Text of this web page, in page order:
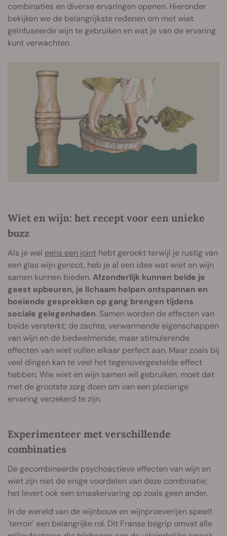
combinaties en diverse ervaringen openen. Hieronder
bekijken we de belangrijkste redenen om met wiet
geïnfuseerde wijn te gebruiken en wat je van de ervaring
kunt verwachten.
Wiet en wijn: het recept voor een unieke
buzz
Als je wel eens een joint hebt gerookt terwijl je rustig van
een glas wijn genoot, heb je al een idee wat wiet en wijn
samen kunnen bieden.Afzonderlijk kunnen beide je
geest opbeuren, je lichaam helpen ontspannen en
boeiende gesprekken op gang brengen tijdens
sociale gelegenheden. Samen worden de effecten van
beide versterkt; de zachte, verwarmende eigenschappen
van wijn en de bedwelmende, maar stimulerende
effecten van wiet vullen elkaar perfect aan. Maar zoals bij
veel dingen kan te veel het tegenovergestelde effect
hebben. Wie wiet en wijn samen wil gebruiken, moet dat
met de grootste zorg doen om van een plezierige
ervaring verzekerd te zijn.
Experimenteer met verschillende
combinaties
De gecombineerde psychoactieve effecten van wijn en
wiet zijn niet de enige voordelen van deze combinatie;
het levert ook een smaakervaring op zoals geen ander.
In de wereld van de wijnbouw en wijnproeverijen speelt
'terroir' een belangrijke rol. Dit Franse begrip omvat alle